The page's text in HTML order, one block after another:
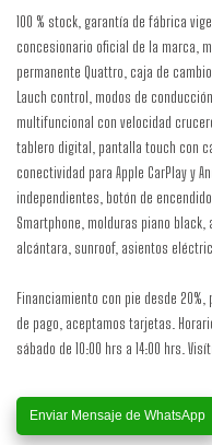
100 % stock, garantía de fábrica
concesionario oficial de la marca,
permanente Quattro, caja de
Lauch control, modos de
multifuncional con velocidad
tablero digital, pantalla touch con
conectividad para Apple CarPlay y
independientes, botón de
Smartphone, molduras piano
alcántara, sunroof, asientos
Financiamiento con pie desde
de pago, aceptamos tarjetas.
sábado de 10:00 hrs a 14:00 hrs.
Enviar Mensaje de WhatsApp